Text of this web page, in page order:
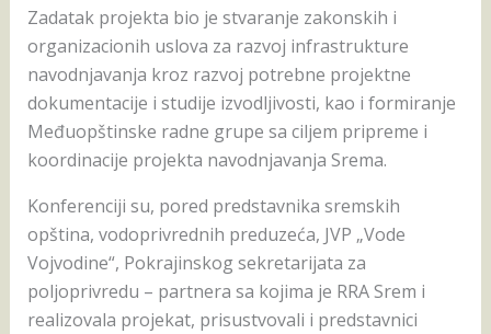
Zadatak projekta bio je stvaranje zakonskih i
organizacionih uslova za razvoj infrastrukture
navodnjavanja kroz razvoj potrebne projektne
dokumentacije i studije izvodljivosti, kao i formiranje
Međuopštinske radne grupe sa ciljem pripreme i
koordinacije projekta navodnjavanja Srema.
Konferenciji su, pored predstavnika sremskih
opština, vodoprivrednih preduzeća, JVP „Vode
Vojvodine“, Pokrajinskog sekretarijata za
poljoprivredu – partnera sa kojima je RRA Srem i
realizovala projekat, prisustvovali i predstavnici